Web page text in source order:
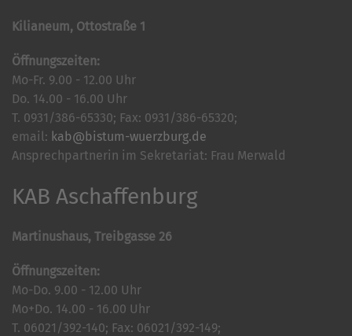
Kilianeum, Ottostraße 1
Öffnungszeiten:
Mo-Fr. 9.00 - 12.00 Uhr
Do. 14.00 - 16.00 Uhr
T. 0931/386-65330; Fax: 0931/386-65320;
email: kab@bistum-wuerzburg.de
Ansprechpartnerin im Sekretariat: Frau Merwald
KAB Aschaffenburg
Martinushaus, Treibgasse 26
Öffnungszeiten:
Mo-Do. 9.00 - 12.00 Uhr
Mo+Do. 14.00 - 16.00 Uhr
T. 06021/392-140; Fax: 06021/392-149;